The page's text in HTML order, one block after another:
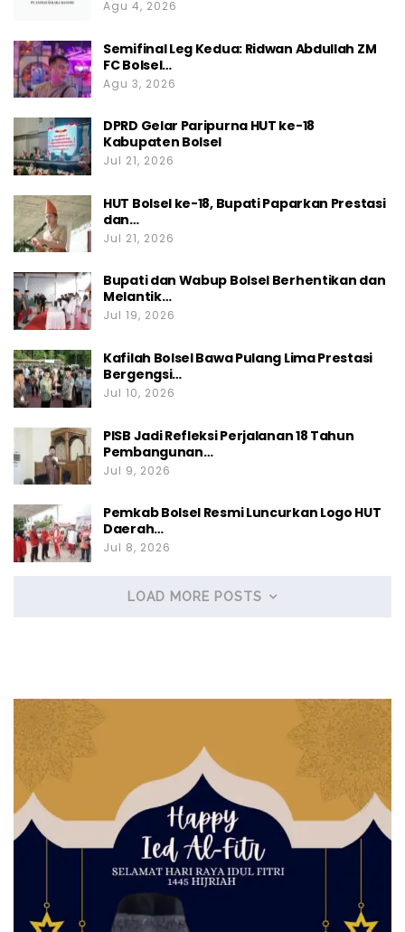
Agu 4, 2026
Semifinal Leg Kedua: Ridwan Abdullah ZM
FC Bolsel…
Agu 3, 2026
DPRD Gelar Paripurna HUT ke-18
Kabupaten Bolsel
Jul 21, 2026
HUT Bolsel ke-18, Bupati Paparkan Prestasi
dan…
Jul 21, 2026
Bupati dan Wabup Bolsel Berhentikan dan
Melantik…
Jul 19, 2026
Kafilah Bolsel Bawa Pulang Lima Prestasi
Bergengsi…
Jul 10, 2026
PISB Jadi Refleksi Perjalanan 18 Tahun
Pembangunan…
Jul 9, 2026
Pemkab Bolsel Resmi Luncurkan Logo HUT
Daerah…
Jul 8, 2026
LOAD MORE POSTS